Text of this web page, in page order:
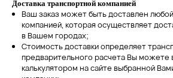
Доставка транспортной компанией
Ваш заказ может быть доставлен
компанией, которая осуществляет
в Вашем городах;
Стоимость доставки определяет
предварительного расчета Вы можете
калькулятором на сайте выбранной